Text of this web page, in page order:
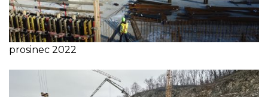
prosinec 2022